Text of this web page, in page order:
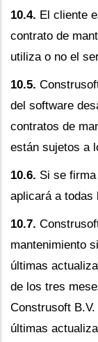
10.4. El cliente
contrato de
utiliza o no el
10.5.
del software
contratos de
están sujetos a
10.6. Si se
aplicará a todas
10.7.
mantenimiento
últimas
de los tres
Construsoft
últimas